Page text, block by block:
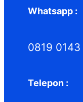
Whatsapp :
0819 0143
Telepon :